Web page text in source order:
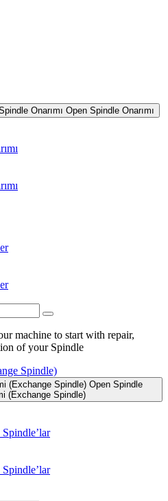
Onarımı Open Spindle Onarımı
machine to start with repair,
of your Spindle
Spindle)
(Exchange Spindle) Open Spindle
(Exchange Spindle)